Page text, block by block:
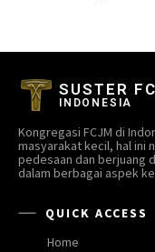
SUSTER
INDONESIA
Kongregasi FCJM di
masyarakat kecil, hal ini
pedesaan dan berjuang
dalam berbagai aspek
QUICK ACCESS
Home